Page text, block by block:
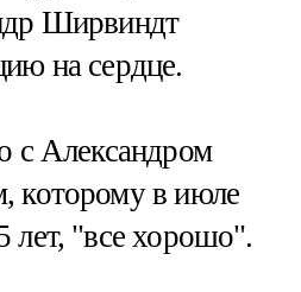
Ширвиндт
на сердце​​​.
с Александром
которому в июле
лет, "все хорошо".